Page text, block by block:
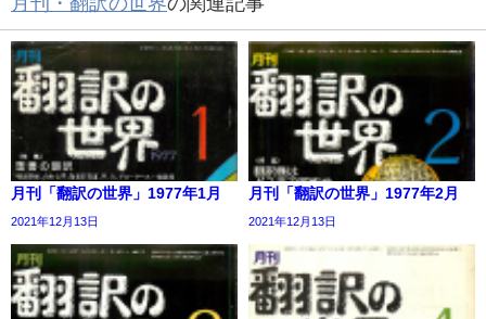
月刊「翻訳の世界」1977年1月
2021年12月13日
月刊「翻訳の世界」1977年2月
2021年12月13日